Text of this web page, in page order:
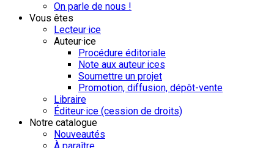
On parle de nous !
Vous êtes
Lecteur·ice
Auteur·ice
Procédure éditoriale
Note aux auteur·ices
Soumettre un projet
Promotion, diffusion, dépôt-vente
Libraire
Éditeur·ice (cession de droits)
Notre catalogue
Nouveautés